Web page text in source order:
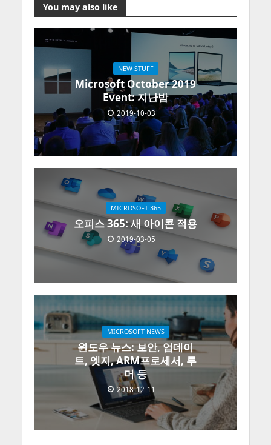
You may also like
NEW STUFF
Microsoft October 2019
Event: 지난밤
2019-10-03
MICROSOFT 365
오피스 365: 새 아이콘 적용
2019-03-05
MICROSOFT NEWS
윈도우 뉴스: 보안, 업데이
트, 엣지, ARM프로세서, 루
머 등
2018-12-11